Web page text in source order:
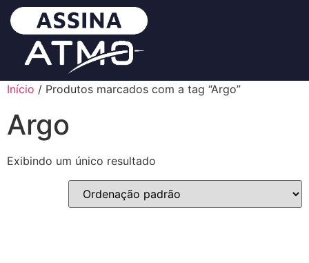
Início / Produtos marcados com a tag “Argo”
Argo
Exibindo um único resultado